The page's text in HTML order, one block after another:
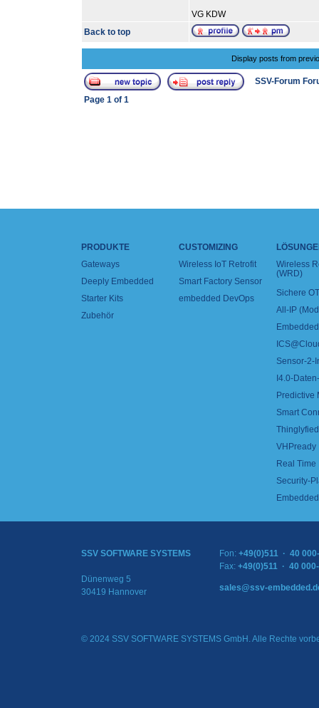
VG KDW
Back to top
Display posts from
SSV-Forum
Page 1 of 1
PRODUKTE
Gateways
Deeply Embedded
Starter Kits
Zubehör
CUSTOMIZING
Wireless IoT Retrofit
Smart Factory Sensor
embedded DevOps
Wireless
(WRD)
Sichere
All-IP
Sensor-2-
I4.0-
Predictive
Smart
VHPready
Real
Security-
SSV SOFTWARE SYSTEMS
Dünenweg 5
30419 Hannover
Fon: +49(0)511 · 40
Fax: +49(0)511 · 40
sales@ssv-
© 2024 SSV SOFTWARE SYSTEMS GmbH. Alle Rechte